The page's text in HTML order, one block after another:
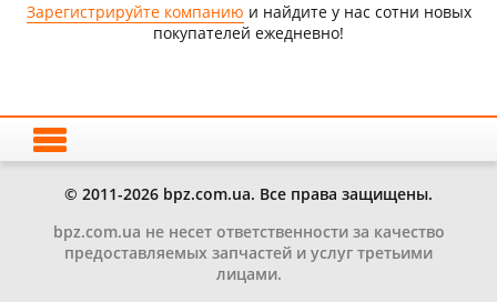
Зарегистрируйте компанию и найдите у нас сотни новых
покупателей ежедневно!
© 2011-2026 bpz.com.ua. Все права защищены.
bpz.com.ua не несет ответственности за качество
предоставляемых запчастей и услуг третьими
лицами.